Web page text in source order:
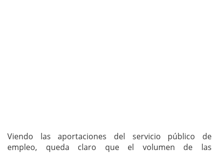
Viendo las aportaciones del servicio público de
empleo, queda claro que el volumen de las